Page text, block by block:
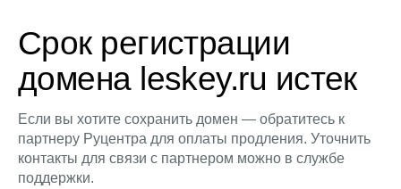
Срок регистрации
домена leskey.ru истек
Если вы хотите сохранить домен — обратитесь к
партнеру Руцентра для оплаты продления. Уточнить
контакты для связи с партнером можно в службе
поддержки.